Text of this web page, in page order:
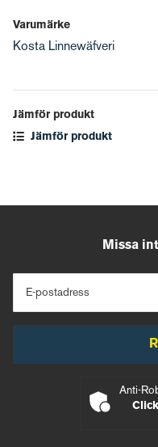
Varumärke
Kosta Linnewäfveri
Jämför produkt
Jämför produkt
Missa
E-postadress
Anti-